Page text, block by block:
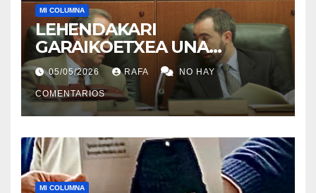
MI COLUMNA
LEHENDAKARI
GARAIKOETXEA UNA
PERSONA QUE DIGNIFICA EL
EJERCICIO DE LA POLÍTICA
05/05/2026 RAFA NO HAY
COMENTARIOS
MI COLUMNA